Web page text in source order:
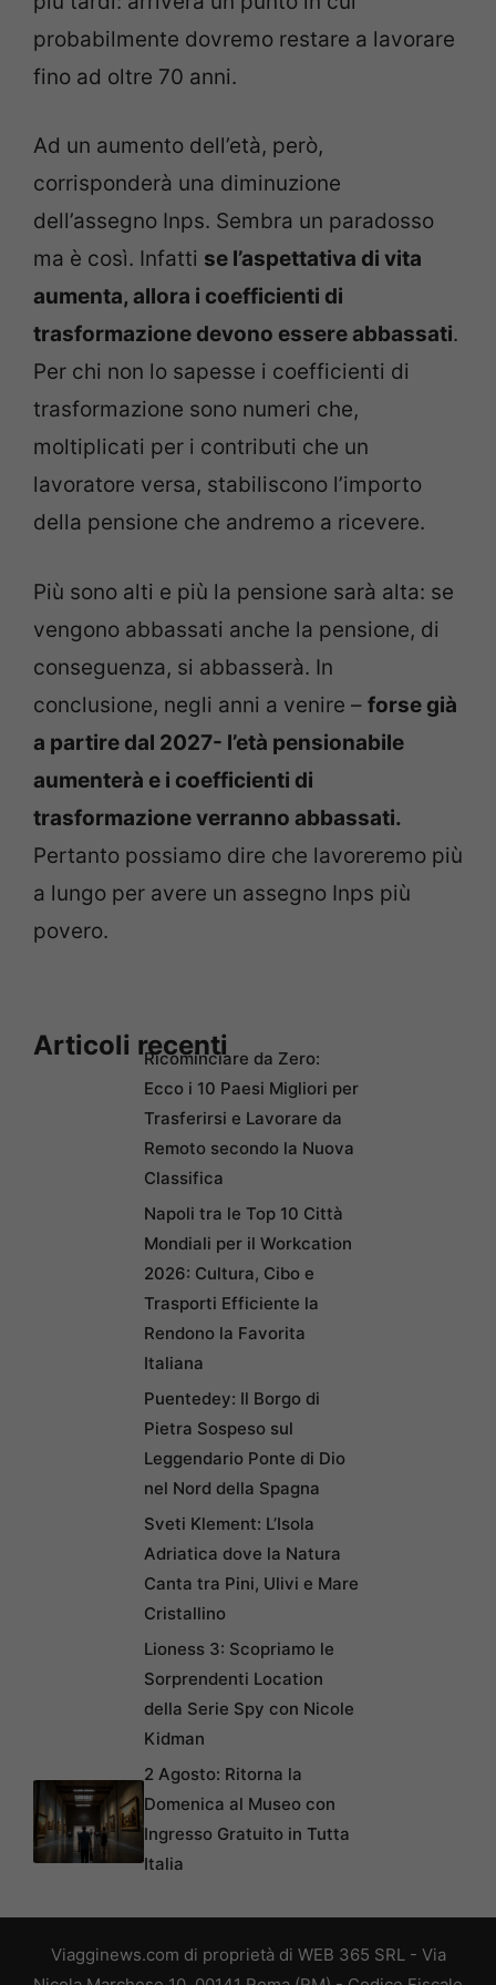
probabilmente dovremo restare a lavorare
fino ad oltre 70 anni.
Ad un aumento dell’età, però,
corrisponderà una diminuzione
dell’assegno Inps. Sembra un paradosso
ma è così. Infatti se l’aspettativa di vita
aumenta, allora i coefficienti di
trasformazione devono essere abbassati.
Per chi non lo sapesse i coefficienti di
trasformazione sono numeri che,
moltiplicati per i contributi che un
lavoratore versa, stabiliscono l’importo
della pensione che andremo a ricevere.
Più sono alti e più la pensione sarà alta: se
vengono abbassati anche la pensione, di
conseguenza, si abbasserà. In
conclusione, negli anni a venire – forse già
a partire dal 2027- l’età pensionabile
aumenterà e i coefficienti di
trasformazione verranno abbassati.
Pertanto possiamo dire che lavoreremo più
a lungo per avere un assegno Inps più
povero.
Articoli recentiRicominciare da Zero:
Ecco i 10 Paesi Migliori per
Trasferirsi e Lavorare da
Remoto secondo la Nuova
Classifica
Napoli tra le Top 10 Città
Mondiali per il Workcation
2026: Cultura, Cibo e
Trasporti Efficiente la
Rendono la Favorita
Italiana
Puentedey: Il Borgo di
Pietra Sospeso sul
Leggendario Ponte di Dio
nel Nord della Spagna
Sveti Klement: L’Isola
Adriatica dove la Natura
Canta tra Pini, Ulivi e Mare
Cristallino
Lioness 3: Scopriamo le
Sorprendenti Location
della Serie Spy con Nicole
Kidman
2 Agosto: Ritorna la
Domenica al Museo con
Ingresso Gratuito in Tutta
Italia
Viagginews.com di proprietà di WEB 365 SRL - Via